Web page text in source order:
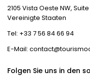
2105 Vista Oeste NW,
Vereinigte Staaten
Tel: +33 7 56 84 66 94
E-Mail:
Folgen Sie uns in den